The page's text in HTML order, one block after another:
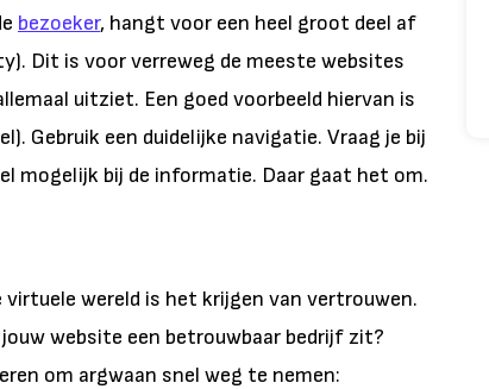
bezoeker, hangt voor een heel groot deel af
Dit is voor verreweg de meeste websites
uitziet. Een goed voorbeeld hiervan is
Gebruik een duidelijke navigatie. Vraag je bij
mogelijk bij de informatie. Daar gaat het om.
wereld is het krijgen van vertrouwen.
website een betrouwbaar bedrijf zit?
om argwaan snel weg te nemen: